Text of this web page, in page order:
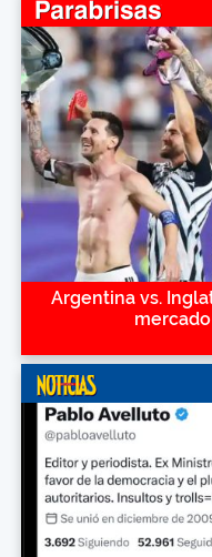
Argentina vs.